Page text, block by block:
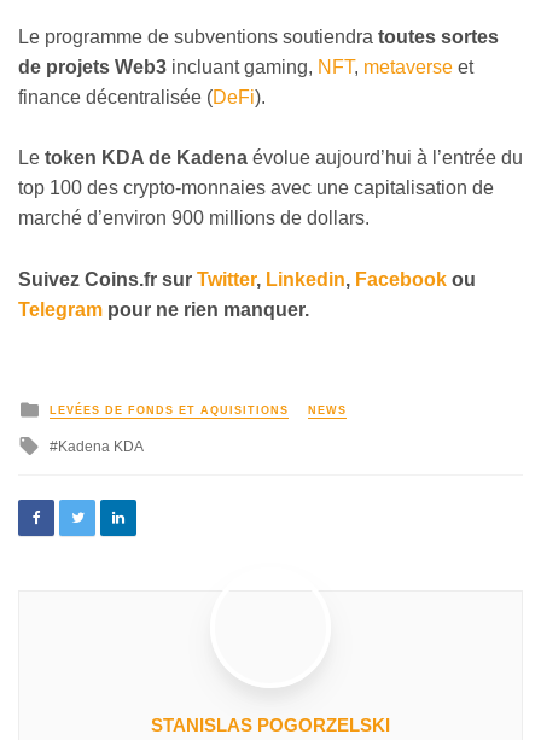
Le programme de subventions soutiendra toutes sortes
de projets Web3 incluant gaming, NFT, metaverse et
finance décentralisée (DeFi).
Le token KDA de Kadena évolue aujourd’hui à l’entrée du
top 100 des crypto-monnaies avec une capitalisation de
marché d’environ 900 millions de dollars.
Suivez Coins.fr sur Twitter, Linkedin, Facebook ou
Telegram pour ne rien manquer.
LEVÉES DE FONDS ET AQUISITIONS NEWS
Kadena KDA
STANISLAS POGORZELSKI